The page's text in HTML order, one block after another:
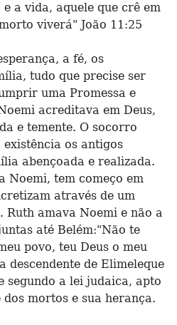
a vida, aquele que crê em
viverá" João 11:25
a fé, os
tudo que precise ser
uma Promessa e
acreditava em Deus,
e temente. O socorro
os antigos
abençoada e realizada.
Noemi, tem começo em
através de um
Ruth amava Noemi e não a
até Belém:"Não te
povo, teu Deus o meu
descendente de Elimeleque
segundo a lei judaica, apto
mortos e sua herança.